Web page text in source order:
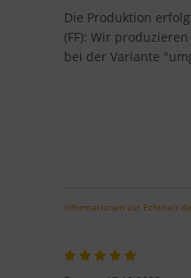
Die Produktion
(FF): Wir
bei der Variante
Informationen zur Echtheit